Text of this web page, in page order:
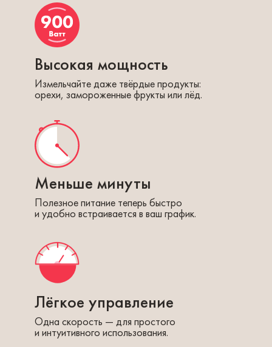
Высокая мощность
Измельчайте даже твёрдые продукты:
орехи, замороженные фрукты или лёд.
Меньше минуты
Полезное питание теперь быстро
и удобно встраивается в ваш график.
Лёгкое управление
Одна скорость — для простого
и интуитивного использования.